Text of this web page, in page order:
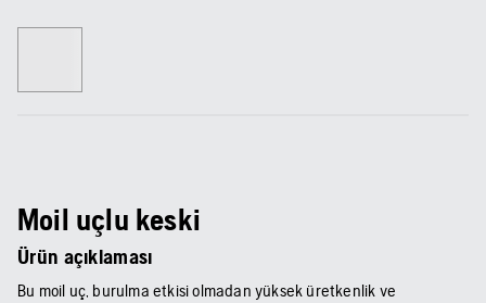
Moil uçlu keski
Ürün açıklaması
Bu moil uç, burulma etkisi olmadan yüksek üretkenlik ve